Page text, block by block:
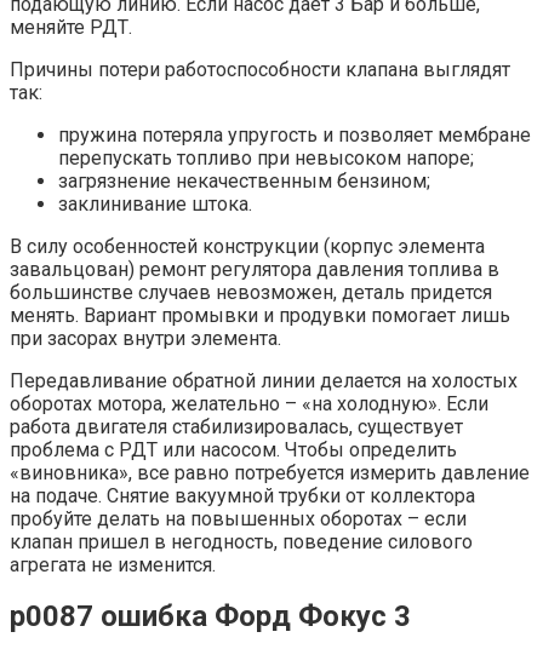
меняйте РДТ.
Причины потери работоспособности клапана выглядят
так:
пружина потеряла упругость и позволяет мембране
перепускать топливо при невысоком напоре;
загрязнение некачественным бензином;
заклинивание штока.
В силу особенностей конструкции (корпус элемента
завальцован) ремонт регулятора давления топлива в
большинстве случаев невозможен, деталь придется
менять. Вариант промывки и продувки помогает лишь
при засорах внутри элемента.
Передавливание обратной линии делается на холостых
оборотах мотора, желательно – «на холодную». Если
работа двигателя стабилизировалась, существует
проблема с РДТ или насосом. Чтобы определить
«виновника», все равно потребуется измерить давление
на подаче. Снятие вакуумной трубки от коллектора
пробуйте делать на повышенных оборотах – если
клапан пришел в негодность, поведение силового
агрегата не изменится.
p0087 ошибка Форд Фокус 3